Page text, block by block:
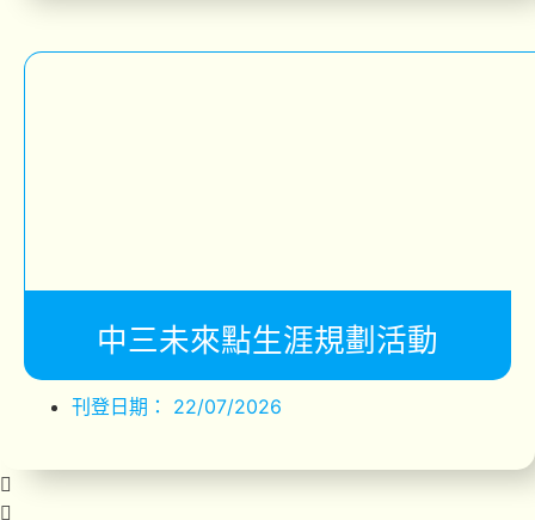
中三未來點生涯規劃活動
刊登日期： 22/07/2026